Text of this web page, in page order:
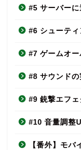
#5 サーバー
#6 シューテ
#7 ゲームオ
#8 サウンドの
#9 銃撃エフ
#10 音量調整
【番外】モ